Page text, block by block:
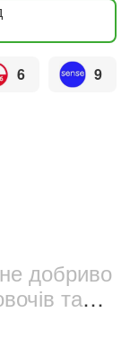
6 9
добриво
та